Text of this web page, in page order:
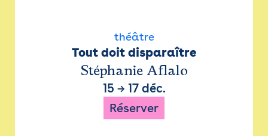
théâtre
Tout doit disparaître
Stéphanie Aflalo
15 → 17 déc.
Réserver